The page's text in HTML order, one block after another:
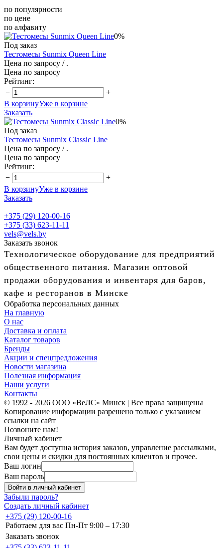
по популярности
по цене
по алфавиту
0%
Под заказ
Тестомесы Sunmix Queen Line
Цена по запросу / .
Цена по запросу
Рейтинг:
−
+
В корзинуУже в корзине
Заказать
0%
Под заказ
Тестомесы Sunmix Classic Line
Цена по запросу / .
Цена по запросу
Рейтинг:
−
+
В корзинуУже в корзине
Заказать
+375 (29) 120-00-16
+375 (33) 623-11-11
vels@vels.by
Заказать звонок
Технологическое оборудование для предприятий
общественного питания. Магазин оптовой
продажи оборудования и инвентаря для баров,
кафе и ресторанов в Минске
Обработка персональных данных
На главную
О нас
Доставка и оплата
Каталог товаров
Бренды
Акции и спецпредложения
Новости магазина
Полезная информация
Наши услуги
Контакты
© 1992 - 2026 ООО «ВеЛС» Минск | Все права защищены
Копирование информации разрешено только с указанием
ссылки на сайт
Позвоните нам!
Личный кабинет
Вам будет доступна история заказов, управление рассылками,
свои цены и скидки для постоянных клиентов и прочее.
Ваш логин
Ваш пароль
Войти в личный кабинет
Забыли пароль?
Создать личный кабинет
+375 (29) 120-00-16
Работаем для вас Пн-Пт 9:00 – 17:30
Заказать звонок